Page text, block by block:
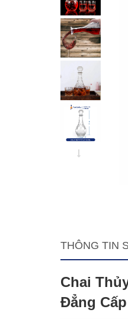
THÔNG TIN
Chai
Đẳng Cấp